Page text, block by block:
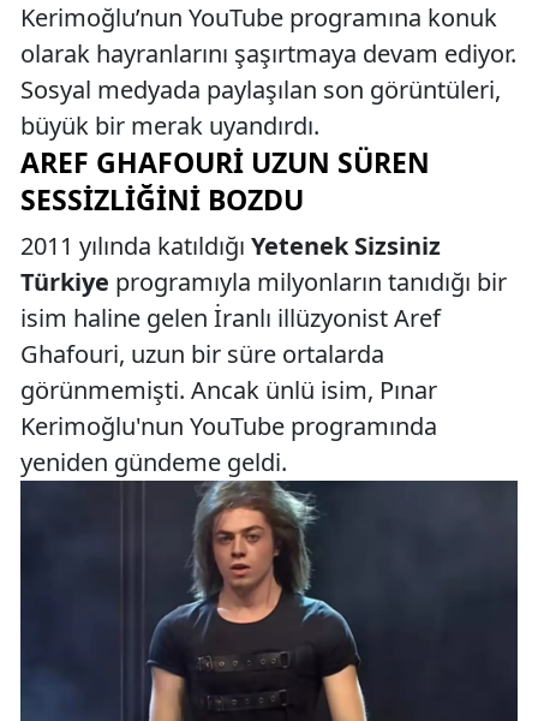
Kerimoğlu’nun YouTube programına konuk
olarak hayranlarını şaşırtmaya devam ediyor.
Sosyal medyada paylaşılan son görüntüleri,
büyük bir merak uyandırdı.
AREF GHAFOURI UZUN SÜREN
SESSIZLIĞINI BOZDU
2011 yılında katıldığı Yetenek Sizsiniz
Türkiye programıyla milyonların tanıdığı bir
isim haline gelen İranlı illüzyonist Aref
Ghafouri, uzun bir süre ortalarda
görünmemişti. Ancak ünlü isim, Pınar
Kerimoğlu'nun YouTube programında
yeniden gündeme geldi.